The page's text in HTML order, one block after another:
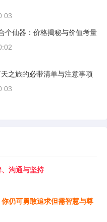
个仙器：价格揭秘与价值考量
之旅的必带清单与注意事项
沟通与坚持
仍可勇敢追求但需智慧与尊